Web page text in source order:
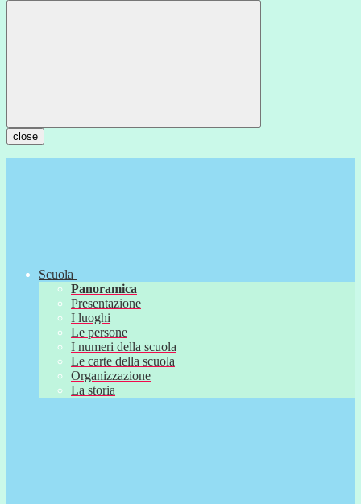
close
Scuola
Panoramica
Presentazione
I luoghi
Le persone
I numeri della scuola
Le carte della scuola
Organizzazione
La storia